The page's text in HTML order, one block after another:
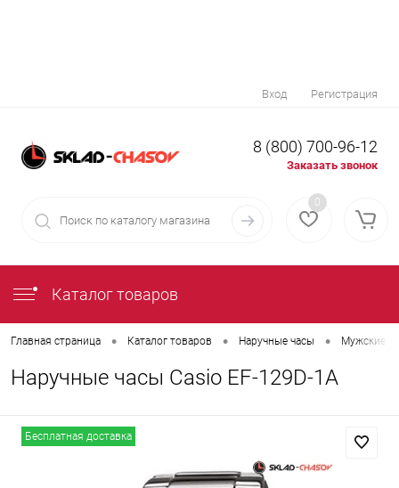
Вход Регистрация
8 (800) 700-96-12
Заказать звонок
0
Каталог товаров
Главная страница • Каталог товаров • Наручные часы • Мужские
Наручные часы Casio EF-129D-1A
Бесплатная доставка